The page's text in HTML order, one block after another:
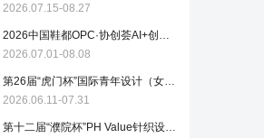
2026.07.15-08.27
2026中国鞋都OPC·协创荟AI+创意设计大赛
2026.07.01-08.08
第26届“虎门杯”国际青年设计（女装）大赛
2026.06.11-07.31
第十二届“濮院杯”PH Value针织设计师大赛